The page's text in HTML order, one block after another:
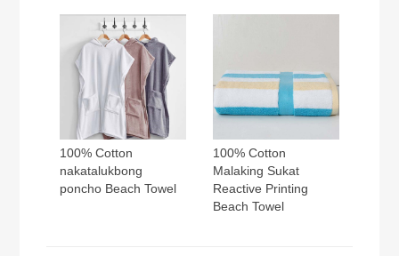
100% Cotton
nakatalukbong
poncho Beach Towel
100% Cotton
Malaking Sukat
Reactive Printing
Beach Towel